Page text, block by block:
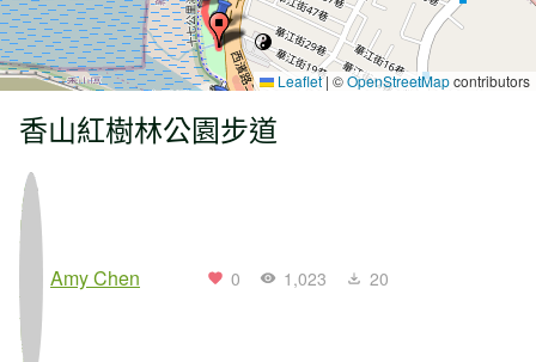
Leaflet| ©OpenStreetMapcontributors
香山紅樹林公園步道
Amy Chen 0 1,023 20